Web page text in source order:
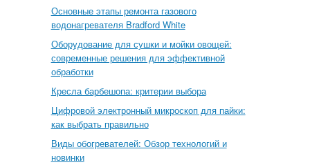
Основные этапы ремонта газового
водонагревателя Bradford White
Оборудование для сушки и мойки овощей:
современные решения для эффективной
обработки
Кресла барбешопа: критерии выбора
Цифровой электронный микроскоп для пайки:
как выбрать правильно
Виды обогревателей: Обзор технологий и
новинки